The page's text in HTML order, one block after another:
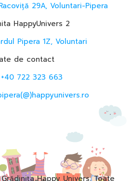
29A, Voluntari-Pipera
HappyUnivers 2
Pipera 1Z, Voluntari
de contact
+40 722 323 663
Happy Univers. Toate